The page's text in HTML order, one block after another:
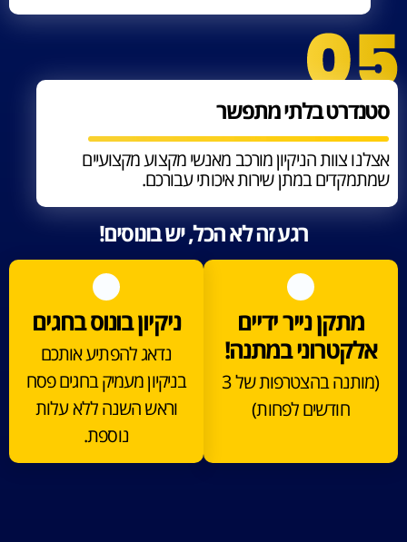
סטנדרט בלתי מתפשר
אצלנו צוות הניקיון מורכב מאנשי מקצוע מקצועיים
שמתמקדים במתן שירות איכותי עבורכם.
רגע זה לא הכל, יש בונוסים!
מתקן נייר ידיים
אלקטרוני במתנה!
(מותנה בהצטרפות של 3
חודשים לפחות)
ניקיון בונוס בחגים
נדאג להפתיע אותכם
בניקיון מעמיק בחגים פסח
וראש השנה ללא עלות
נוספת.